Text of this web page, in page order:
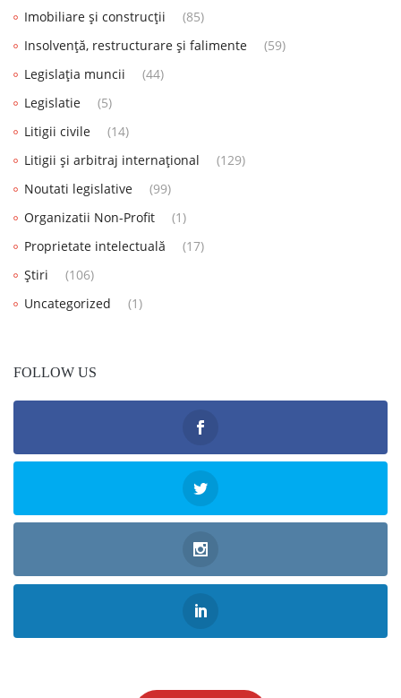
Imobiliare și construcții
(85)
Insolvență, restructurare și falimente
(59)
Legislația muncii
(44)
Legislatie
(5)
Litigii civile
(14)
Litigii și arbitraj internațional
(129)
Noutati legislative
(99)
Organizatii Non-Profit
(1)
Proprietate intelectuală
(17)
Știri
(106)
Uncategorized
(1)
FOLLOW US